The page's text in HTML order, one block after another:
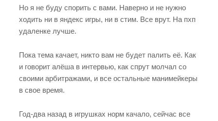
Но я не буду спорить с вами. Наверно и не нужно
ходить ни в яндекс игры, ни в стим. Все врут. На пхп
удаленке лучше.
Пока тема качает, никто вам не будет палить её. Как
и говорит алёша в интервью, как спрут молчал со
своими арбитражами, и все остальные манимейкеры
в свое время.
Год-два назад в игрушках норм качало, сейчас все